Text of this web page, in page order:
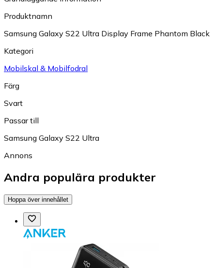
Produktnamn
Samsung Galaxy S22 Ultra Display Frame Phantom Black
Kategori
Mobilskal & Mobilfodral
Färg
Svart
Passar till
Samsung Galaxy S22 Ultra
Annons
Andra populära produkter
Hoppa över innehållet